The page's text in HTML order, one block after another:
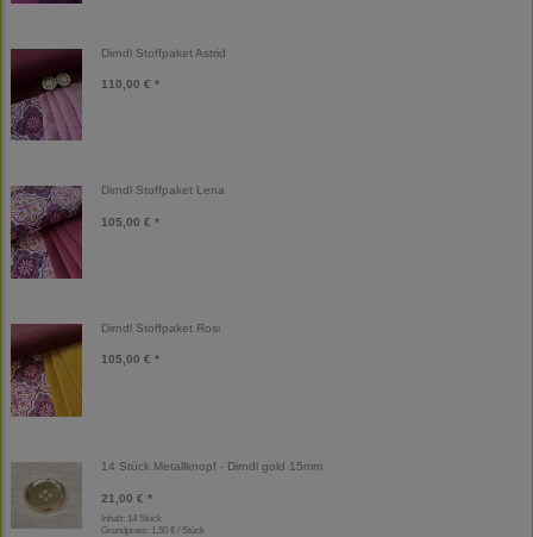
Dirndl Stoffpaket Astrid
110,00 € *
Dirndl Stoffpaket Lena
105,00 € *
Dirndl Stoffpaket Rosi
105,00 € *
14 Stück Metallknopf - Dirndl gold 15mm
21,00 € *
Inhalt: 14 Stück
Grundpreis: 1,50 € / Stück